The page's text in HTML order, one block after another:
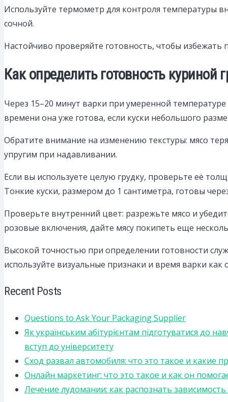
Используйте термометр для контроля температуры
сочной.
Настойчиво проверяйте готовность, чтобы
Как определить готовность
Через 15–20 минут варки при умеренной
времени она уже готова, если куски небольшого
Обратите внимание на изменению текстуры: мясо
упругим при надавливании.
Если вы используете целую грудку, проверьте её
Тонкие куски, размером до 1 сантиметра, готовы
Проверьте внутренний цвет: разрежьте мясо и
розовые включения, дайте мясу покипеть еще
Высокой точностью при определении готовности
используйте визуальные признаки и время варки как
Recent Posts
Questions to Ask Your Packaging Supplier
Як українським абітурієнтам підготуватися до
вступ до університету
Сход развал автомобиля: что это такое и какие
Онлайн маркетинг: что это такое и как он
Лечение лудомании: как распознать